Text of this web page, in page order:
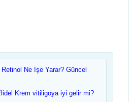
Ne İşe Yarar? Güncel
Krem vitiligoya iyi gelir mi?